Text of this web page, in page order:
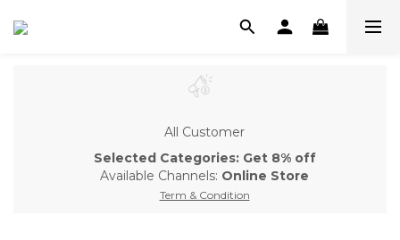
All Customer
Selected Categories: Get 8% off
Available Channels: Online Store
Term & Condition